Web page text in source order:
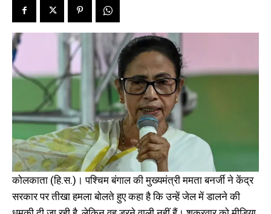
कोलकाता (हि.स.)। पश्चिम बंगाल की मुख्यमंत्री ममता बनर्जी ने केंद्र
सरकार पर तीखा हमला बोलते हुए कहा है कि उन्हें जेल में डालने की